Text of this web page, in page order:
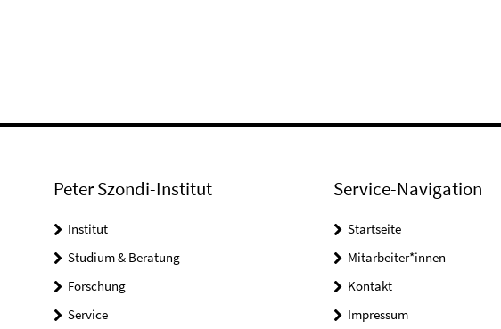
Peter Szondi-Institut
Institut
Studium & Beratung
Forschung
Service
Service-Navigation
Startseite
Mitarbeiter*innen
Kontakt
Impressum